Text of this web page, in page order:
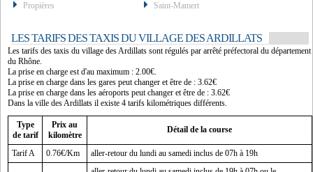
Propières
Saint-Mamert
LES TARIFS DES TAXIS DU VILLAGE DES ARDILLATS
Les tarifs des taxis du village des Ardillats sont régulés par arrêté préfectoral du département
du Rhône.
La prise en charge est d'au maximum : 2.00€.
La prise en charge dans les gares peut changer et être de : 3.62€
La prise en charge dans les aéroports peut changer et être de : 3.62€
Dans la ville des Ardillats il existe 4 tarifs kilométriques différents.
Type
de tarif
Prix au
kilomètre
Détail de la course
Tarif A 0.76€/Km aller-retour du lundi au samedi inclus de 07h à 19h